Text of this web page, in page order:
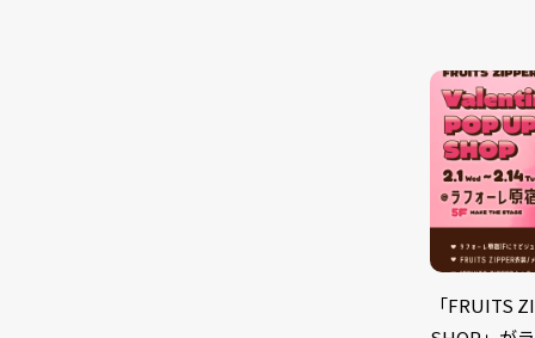
「FRUITS